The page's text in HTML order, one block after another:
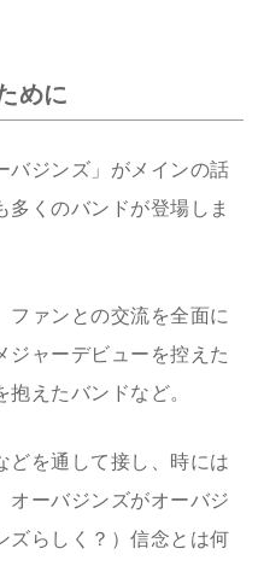
めに
バジンズ」がメインの話
多くのバンドが登場しま
ファンとの交流を全面に
ジャーデビューを控えた
えたバンドなど。
どを通して接し、時には
オーバジンズがオーバジ
ズらしく？）信念とは何